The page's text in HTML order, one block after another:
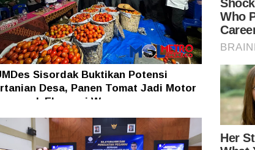
Sisordak Buktikan Potensi
Desa, Panen Tomat Jadi Motor
Ekonomi Warga